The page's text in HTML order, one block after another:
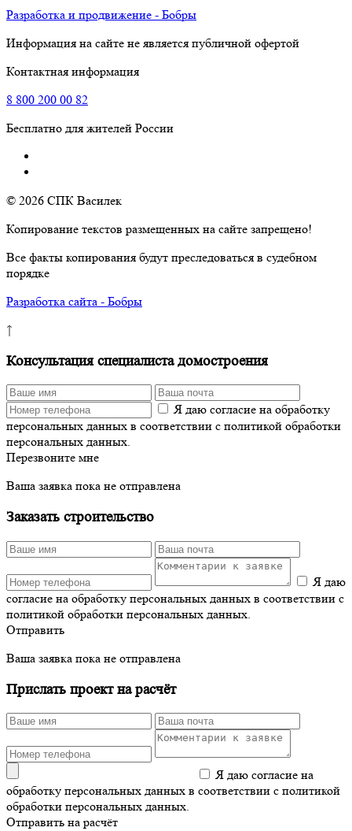
Разработка и продвижение - Бобры
Информация на сайте не является публичной офертой
Контактная информация
8 800 200 00 82
Бесплатно для жителей России
© 2026 СПК Василек
Копирование текстов размещенных на сайте запрещено!
Все факты копирования будут преследоваться в судебном
порядке
Разработка сайта - Бобры
↑
Консультация специалиста домостроения
Я даю согласие на обработку
персональных данных в соответствии с политикой обработки
персональных данных.
Перезвоните мне
Ваша заявка пока не отправлена
Заказать строительство
Я даю
согласие на обработку персональных данных в соответствии с
политикой обработки персональных данных.
Отправить
Ваша заявка пока не отправлена
Прислать проект на расчёт
Я даю согласие на
обработку персональных данных в соответствии с политикой
обработки персональных данных.
Отправить на расчёт